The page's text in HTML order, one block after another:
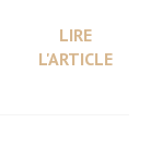
LIRE
L'ARTICLE